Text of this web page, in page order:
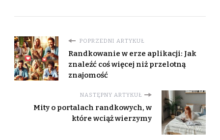
POPRZEDNI ARTYKUŁ
Randkowanie w erze aplikacji: Jak
znaleźć coś więcej niż przelotną
znajomość
NASTĘPNY ARTYKUŁ
Mity o portalach randkowych, w
które wciąż wierzymy